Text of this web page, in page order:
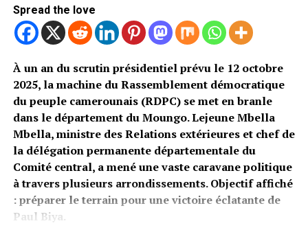
Spread the love
À un an du scrutin présidentiel prévu le 12 octobre
2025, la machine du Rassemblement démocratique
du peuple camerounais (RDPC) se met en branle
dans le département du Moungo. Lejeune Mbella
Mbella, ministre des Relations extérieures et chef de
la délégation permanente départementale du
Comité central, a mené une vaste caravane politique
à travers plusieurs arrondissements. Objectif affiché
: préparer le terrain pour une victoire éclatante de
Paul Biya.